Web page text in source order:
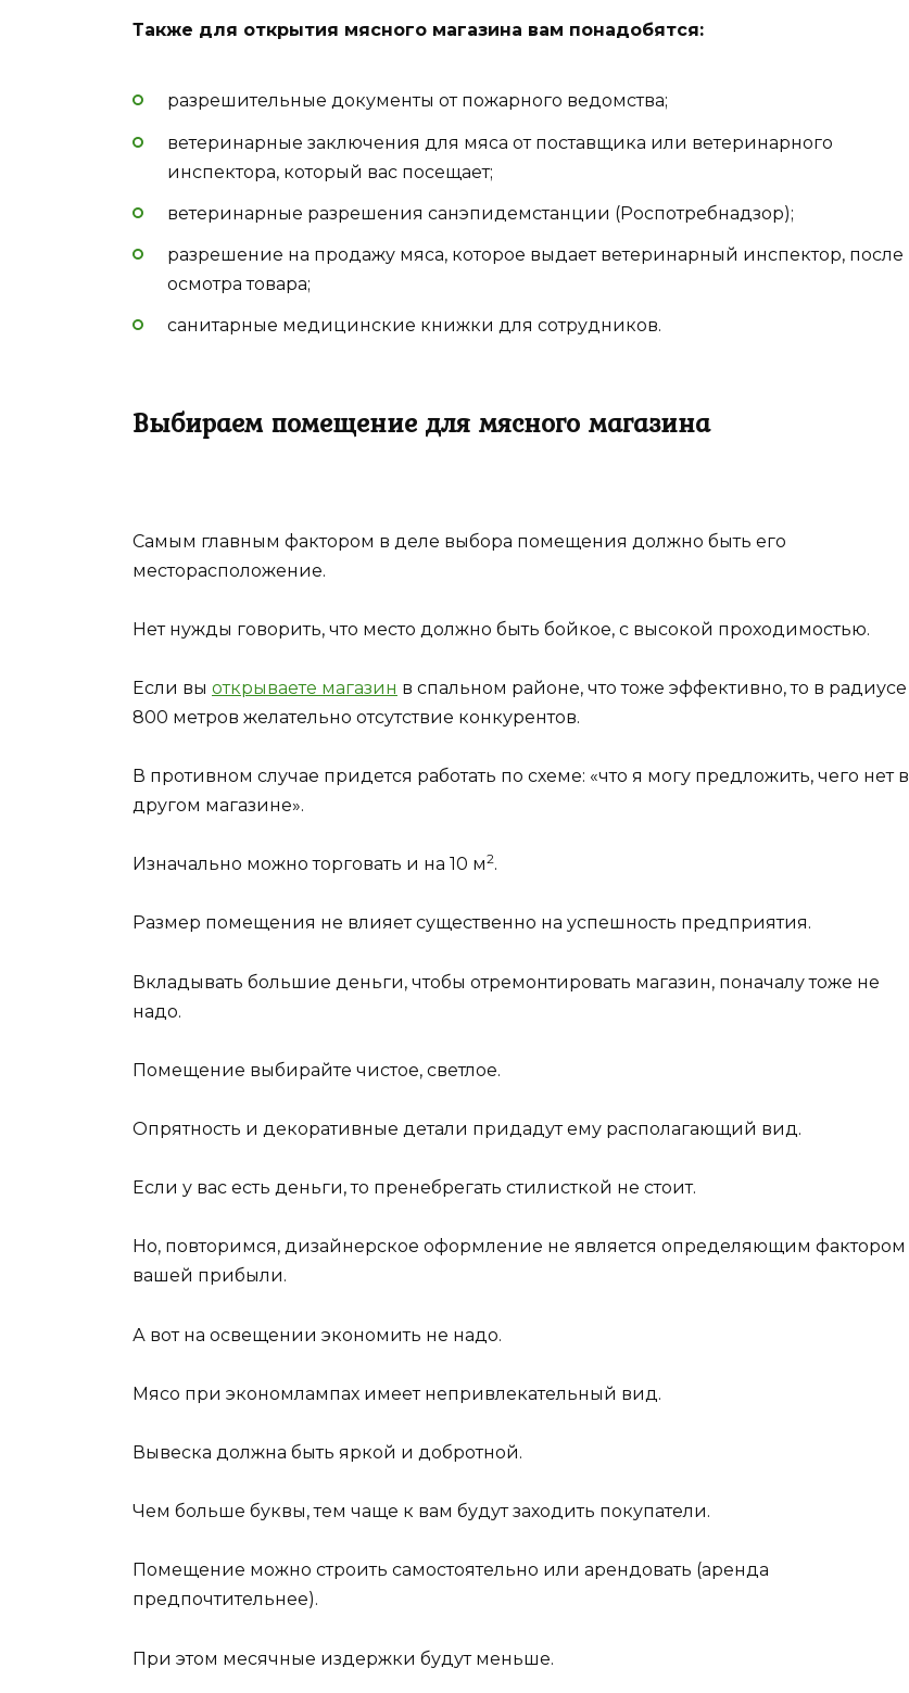
Также для открытия мясного магазина вам понадобятся:
разрешительные документы от пожарного ведомства;
ветеринарные заключения для мяса от поставщика или ветеринарного
инспектора, который вас посещает;
ветеринарные разрешения санэпидемстанции (Роспотребнадзор);
разрешение на продажу мяса, которое выдает ветеринарный инспектор, после
осмотра товара;
санитарные медицинские книжки для сотрудников.
Выбираем помещение для мясного магазина
Самым главным фактором в деле выбора помещения должно быть его
месторасположение.
Нет нужды говорить, что место должно быть бойкое, с высокой проходимостью.
Если вы открываете магазин в спальном районе, что тоже эффективно, то в радиусе
800 метров желательно отсутствие конкурентов.
В противном случае придется работать по схеме: «что я могу предложить, чего нет в
другом магазине».
Изначально можно торговать и на 10 м2.
Размер помещения не влияет существенно на успешность предприятия.
Вкладывать большие деньги, чтобы отремонтировать магазин, поначалу тоже не
надо.
Помещение выбирайте чистое, светлое.
Опрятность и декоративные детали придадут ему располагающий вид.
Если у вас есть деньги, то пренебрегать стилисткой не стоит.
Но, повторимся, дизайнерское оформление не является определяющим фактором
вашей прибыли.
А вот на освещении экономить не надо.
Мясо при экономлампах имеет непривлекательный вид.
Вывеска должна быть яркой и добротной.
Чем больше буквы, тем чаще к вам будут заходить покупатели.
Помещение можно строить самостоятельно или арендовать (аренда
предпочтительнее).
При этом месячные издержки будут меньше.